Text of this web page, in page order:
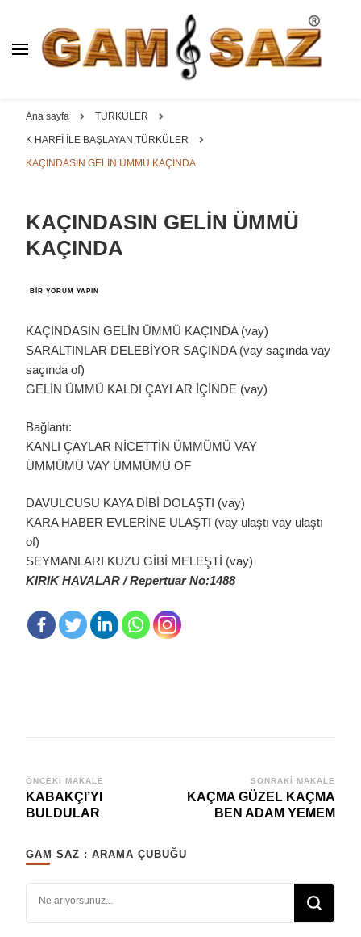
BAĞLAMA İMALAT / SATIŞ
YAPRAK || ELEKTRO ||
ÖZEL BAĞLAMA İMALAT /
SATIŞ
Padok, Kompozit, Mat, Divan, Çöğür, Cura, Solak, Dede,
Oyma ve yaprak sazlar, özel imalat bağlamalar
Ana sayfa TÜRKÜLER
K HARFİ İLE BAŞLAYAN TÜRKÜLER
KAÇINDASIN GELİN ÜMMÜ KAÇINDA
KAÇINDASIN GELİN ÜMMÜ
KAÇINDA
KAÇINDASIN
KAÇINDA
BIR YORUM YAPIN
KAÇINDASIN GELİN ÜMMÜ KAÇINDA (vay)
SARALTINLAR DELEBİYOR SAÇINDA (vay saçında vay
saçında of)
GELİN ÜMMÜ KALDI ÇAYLAR İÇİNDE (vay)
Bağlantı:
KANLI ÇAYLAR NİCETTİN ÜMMÜMÜ VAY
ÜMMÜMÜ VAY ÜMMÜMÜ OF
DAVULCUSU KAYA DİBİ DOLAŞTI (vay)
KARA HABER EVLERİNE ULAŞTI (vay ulaştı vay ulaştı
of)
SEYMANLARI KUZU GİBİ MELEŞTİ (vay)
KIRIK HAVALAR / Repertuar No:1488
Yazı
dolaşımı
ÖNCEKI MAKALE
KABAKÇI’YI
BULDULAR
SONRAKI MAKALE
KAÇMA GÜZEL KAÇMA
BEN ADAM YEMEM
GAM SAZ : ARAMA ÇUBUĞU